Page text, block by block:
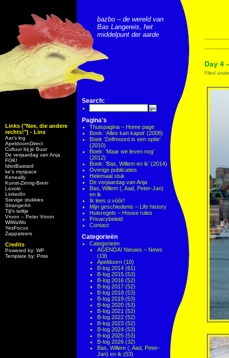
Links ("Nee, die andere
rechts!") - Linx
Aar’s log
ApeldoornDirect
Cultuur bij je Buur
De verjaardag van Anja
FOK!
IdiotBastard
ke's myspace
Keneally
Kunst-Zinnig-Brein
Lexolo
LinkedIn
Stevige stukkies
StrangeArt
Tijl’s teiltje
Vroon – Peter Vroon
WiWaWo
YesFocus
Zappateers
Credits
Powered by: WP
Template by: Priss
bazbo – de wereld van
Bas Langereis, het
middelpunt der aarde
Search:
Pagina's
Thuispagina – Home page
Boek: ‘Alles kan kapot’ (2008)
Boek ‘Zelfmoord is een optie’
(2010)
Boek: ‘Maar we leven nog’
(2012)
Boek: ‘Bas, Willem en ik’ (2014)
Overige publicaties
Helemaal stuk
De verjaardag van Anja
Bas, Willem (, Aad, Peter-Jan)
en ik
Ik lees u vóór!
Mijn geschiedenis – Life history
Huisregels – House rules
Privacybeleid
Contact
Categorieën
Categorieën
AGENDA! Nieuws – News
(19)
Apeldoorn (10)
B-log 2014 (61)
B-log 2015 (53)
B-log 2016 (52)
B-log 2017 (52)
B-log 2018 (53)
B-log 2019 (53)
B-log 2020 (53)
B-log 2021 (52)
B-log 2022 (52)
B-log 2023 (52)
B-log 2024 (53)
B-log 2025 (53)
B-log 2026 (32)
Bas, Willem (, Aad, Peter-
Jan) en ik (53)
Day 4
Filed